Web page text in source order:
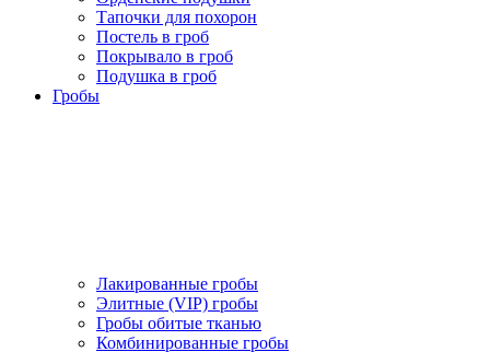
Тапочки для похорон
Постель в гроб
Покрывало в гроб
Подушка в гроб
Гробы
Лакированные гробы
Элитные (VIP) гробы
Гробы обитые тканью
Комбинированные гробы